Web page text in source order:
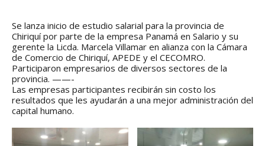
Se lanza inicio de estudio salarial para la provincia de
Chiriquí por parte de la empresa Panamá en Salario y su
gerente la Licda. Marcela Villamar en alianza con la Cámara
de Comercio de Chiriquí, APEDE y el CECOMRO.
Participaron empresarios de diversos sectores de la
provincia. ——-
Las empresas participantes recibirán sin costo los
resultados que les ayudarán a una mejor administración del
capital humano.
Presentación de
Avances del proyecto
Soluciones Integrales
de Acceso Universal a
la Energía
13 noviembre, 2024
Encuentro de
Lideresas para
Fortalecimiento
Integral de la
Gobernanza y Derechos
Enfoque de Género
31 julio, 2024